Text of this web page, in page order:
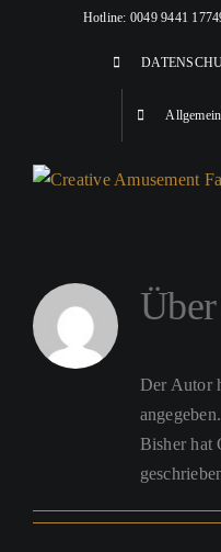
Hotline: 0049 9441
Über
Der Autor
angegeben.
Bisher hat